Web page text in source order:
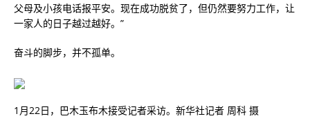
父母及小孩电话报平安。现在成功脱贫了，但仍然要努力工作，让
一家人的日子越过越好。”
奋斗的脚步，并不孤单。
1月22日，巴木玉布木接受记者采访。新华社记者 周科 摄